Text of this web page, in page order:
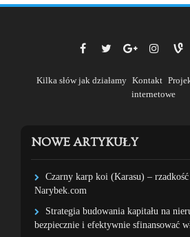
Kilka słów jak działamy Kontakt
internetowe
NOWE ARTYKUŁY
Czarny karp koi (Karasu) – rzadkość
Narybek.com
Strategia budowania kapitału na
bezpiecznie i efektywnie sfinansować